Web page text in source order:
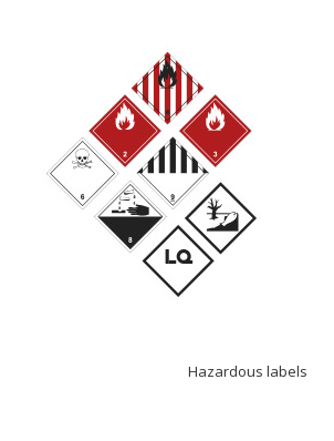
Hazardous labels